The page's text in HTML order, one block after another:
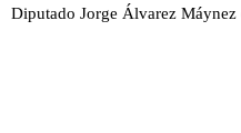
Diputado Jorge Álvarez